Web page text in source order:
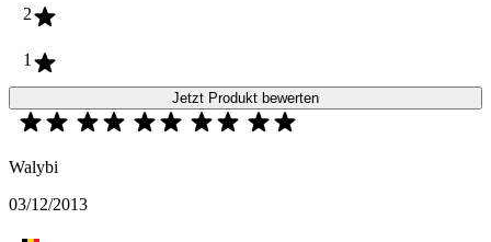
2
1
Jetzt Produkt bewerten
Walybi
03/12/2013